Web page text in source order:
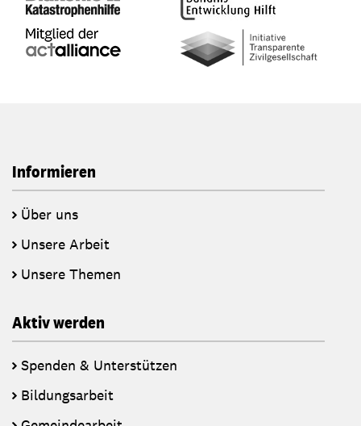
Informieren
Über uns
Unsere Arbeit
Unsere Themen
Aktiv werden
Spenden & Unterstützen
Bildungsarbeit